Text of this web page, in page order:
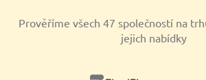
Prověříme všech 47 společností na
jejich nabídky